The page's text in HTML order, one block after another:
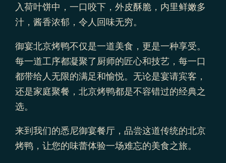
入荷叶饼中，一口咬下，外皮酥脆，内里鲜嫩多
汁，酱香浓郁，令人回味无穷。
御宴北京烤鸭不仅是一道美食，更是一种享受。
每一道工序都凝聚了厨师的匠心和技艺，每一口
都带给人无限的满足和愉悦。无论是宴请宾客，
还是家庭聚餐，北京烤鸭都是不容错过的经典之
选。
来到我们的悉尼御宴餐厅，品尝这道传统的北京
烤鸭，让您的味蕾体验一场难忘的美食之旅。